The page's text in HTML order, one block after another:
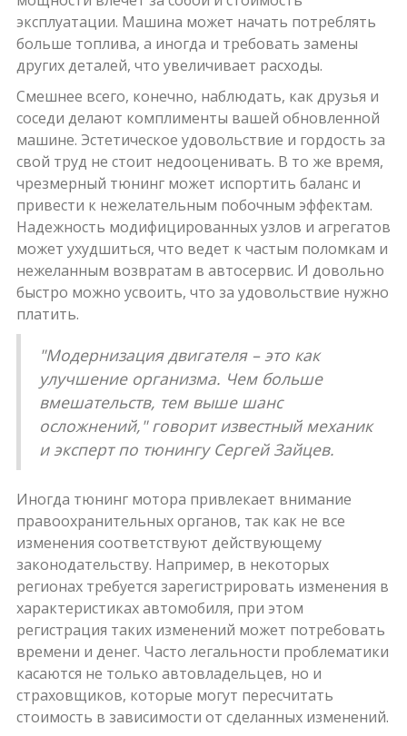
эксплуатации. Машина может начать потреблять
больше топлива, а иногда и требовать замены
других деталей, что увеличивает расходы.
Смешнее всего, конечно, наблюдать, как друзья и
соседи делают комплименты вашей обновленной
машине. Эстетическое удовольствие и гордость за
свой труд не стоит недооценивать. В то же время,
чрезмерный тюнинг может испортить баланс и
привести к нежелательным побочным эффектам.
Надежность модифицированных узлов и агрегатов
может ухудшиться, что ведет к частым поломкам и
нежеланным возвратам в автосервис. И довольно
быстро можно усвоить, что за удовольствие нужно
платить.
"Модернизация двигателя – это как
улучшение организма. Чем больше
вмешательств, тем выше шанс
осложнений," говорит известный механик
и эксперт по тюнингу Сергей Зайцев.
Иногда тюнинг мотора привлекает внимание
правоохранительных органов, так как не все
изменения соответствуют действующему
законодательству. Например, в некоторых
регионах требуется зарегистрировать изменения в
характеристиках автомобиля, при этом
регистрация таких изменений может потребовать
времени и денег. Часто легальности проблематики
касаются не только автовладельцев, но и
страховщиков, которые могут пересчитать
стоимость в зависимости от сделанных изменений.